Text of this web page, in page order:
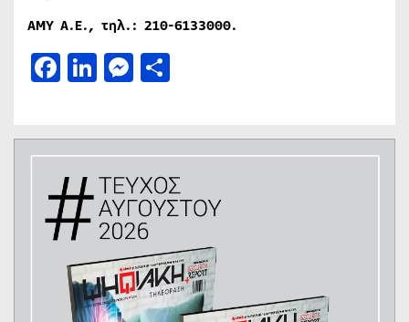
ΑΜΥ Α.Ε., τηλ.: 210-6133000.
Facebook
LinkedIn
Messenger